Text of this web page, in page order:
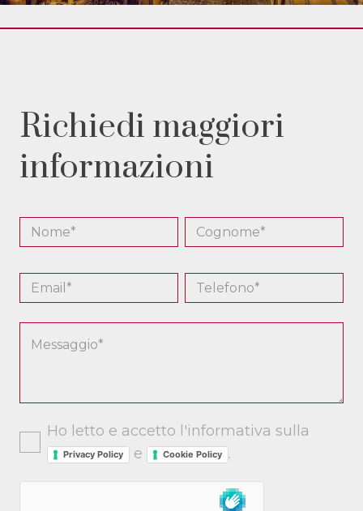
Richiedi maggiori
informazioni
Ho letto e accetto l'informativa sulla
Privacy Policy e Cookie Policy .